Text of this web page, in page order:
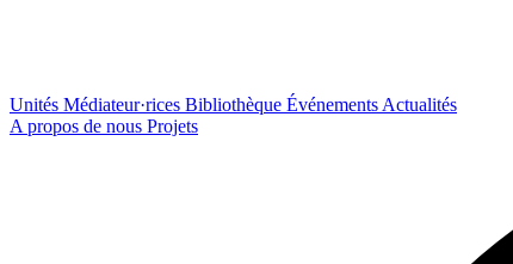
Unités Médiateur·rices Bibliothèque Événements Actualités
A propos de nous Projets